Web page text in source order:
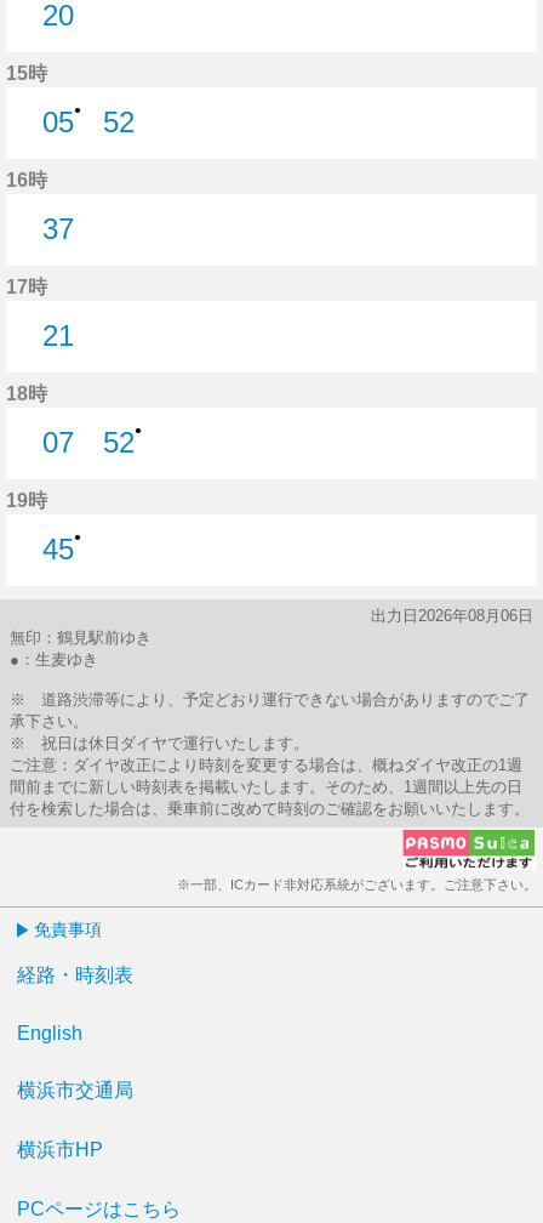
20
15時
05●
52
16時
37
17時
21
18時
07
52●
19時
45●
出力日2026年08月06日
無印：鶴見駅前ゆき
●：生麦ゆき
※ 道路渋滞等により、予定どおり運行できない場合がありますのでご了
承下さい。
※ 祝日は休日ダイヤで運行いたします。
ご注意：ダイヤ改正により時刻を変更する場合は、概ねダイヤ改正の1週
間前までに新しい時刻表を掲載いたします。そのため、1週間以上先の日
付を検索した場合は、乗車前に改めて時刻のご確認をお願いいたします。
※一部、ICカード非対応系統がございます。ご注意下さい。
免責事項
経路・時刻表
English
横浜市交通局
横浜市HP
PCページはこちら